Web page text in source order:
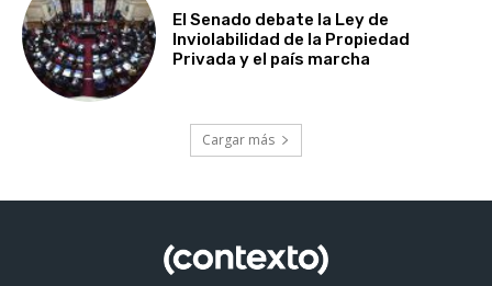
El Senado debate la Ley de
Inviolabilidad de la Propiedad
Privada y el país marcha
Cargar más